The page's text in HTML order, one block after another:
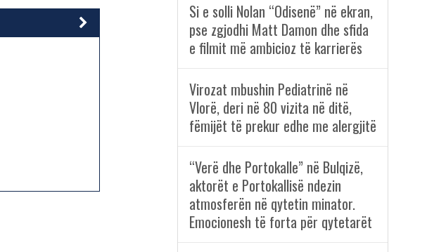
Si e solli Nolan “Odisenë” në ekran,
pse zgjodhi Matt Damon dhe sfida
e filmit më ambicioz të karrierës
Virozat mbushin Pediatrinë në
Vlorë, deri në 80 vizita në ditë,
fëmijët të prekur edhe me alergjitë
“Verë dhe Portokalle” në Bulqizë,
aktorët e Portokallisë ndezin
atmosferën në qytetin minator.
Emocionesh të forta për qytetarët